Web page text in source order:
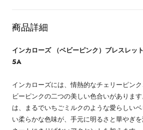
商品詳細
インカローズ （ベビーピンク）ブレスレッ
5A
インカローズには、情熱的なチェリーピン
ビーピンクの二つの美しい色合いがありま
は、まるでいちごミルクのような愛らしい
い柔らかな色味が、手元に明るさと華やぎ